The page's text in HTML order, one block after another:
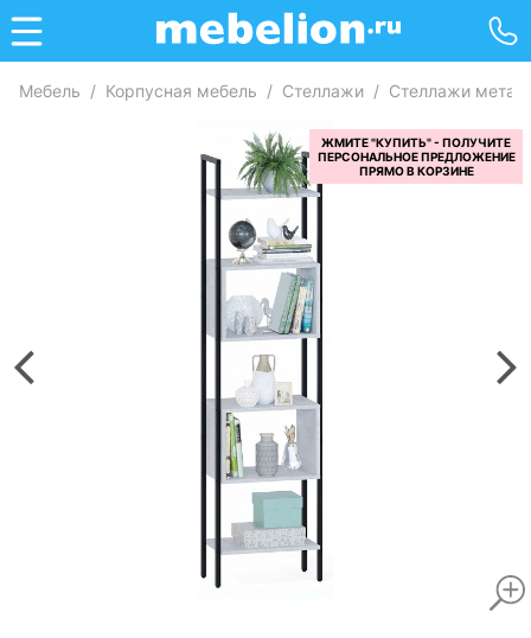
Мебель / Корпусная мебель / Стеллажи / Стеллажи